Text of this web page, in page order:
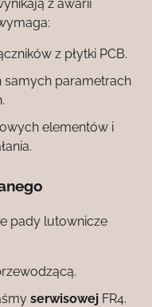
z awarii
z płytki PCB.
samych parametrach
elementów i
pady lutownicze
serwisowej FR4.